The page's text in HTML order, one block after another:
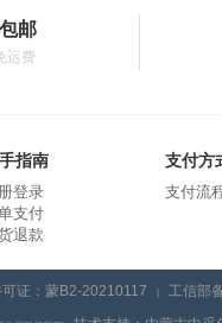
邮
运费
指南
登录
支付
退款
支付方
支付流
证：蒙B2-20210117 | 工信部